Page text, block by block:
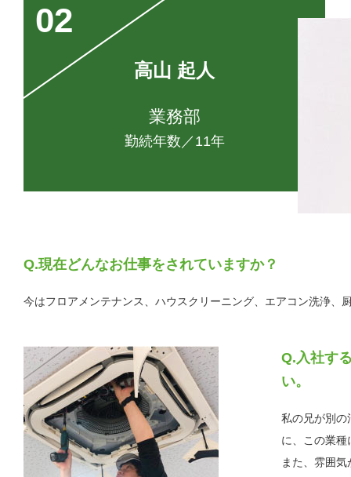
高山 起人
業務部
勤続年数／11年
02
現在どんなお仕事をされていますか？
今はフロアメンテナンス、ハウスクリーニング、エアコン洗浄、
入社す
い。
私の兄が別の
に、この業種
また、雰囲